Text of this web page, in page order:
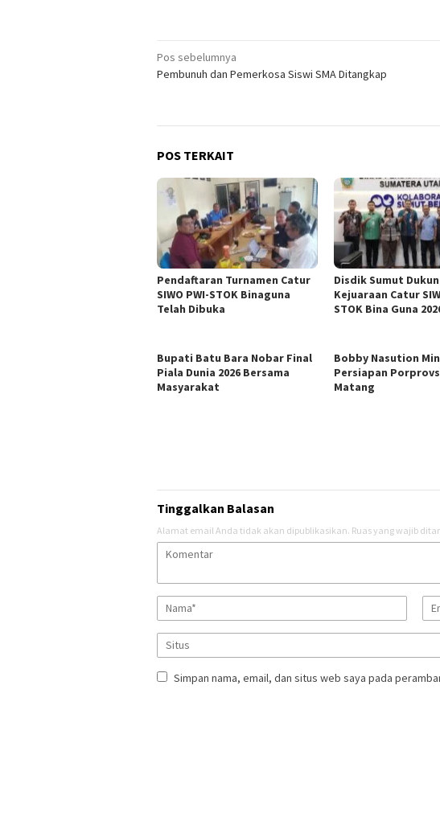
Navigasi
pos
Pos sebelumnya
Pembunuh dan Pemerkosa Siswi SMA Ditangkap
POS TERKAIT
Pendaftaran Turnamen Catur
SIWO PWI-STOK Binaguna
Telah Dibuka
Disdik Sumut
Kejuaraan Catur
STOK Bina Guna
Bupati Batu Bara Nobar Final
Piala Dunia 2026 Bersama
Masyarakat
Bobby Nasution
Persiapan
Matang
Tinggalkan Balasan
Alamat email Anda tidak akan dipublikasikan. Ruas yang wajib
Simpan nama, email, dan situs web saya pada